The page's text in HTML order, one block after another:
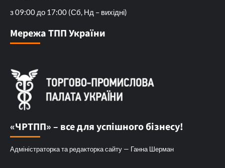
з 09:00 до 17:00 (Сб, Нд – вихідні)
Мережа ТПП України
«ЧРТПП» – все для успішного бізнесу!
Адміністраторка та редакторка сайту — Ганна Шерман